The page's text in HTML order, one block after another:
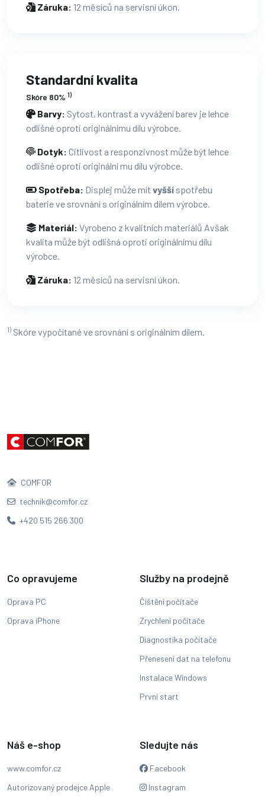
Záruka: 12 měsíců na servisní úkon.
Standardní kvalita
Skóre 80% 1)
Barvy: Sytost, kontrast a vyvážení barev je lehce
odlišné oproti originálnímu dílu výrobce.
Dotyk: Citlivost a responzivnost může být lehce
odlišné oproti originální mu dílu výrobce.
Spotřeba: Displej může mít vyšší spotřebu
baterie ve srovnání s originálním dílem výrobce.
Materiál: Vyrobeno z kvalitních materiálů Avšak
kvalita může být odlišná oproti originálnímu dílu
výrobce.
Záruka: 12 měsíců na servisní úkon.
1) Skóre vypočítané ve srovnání s originálním dílem.
COMFOR
technik@comfor.cz
+420 515 266 300
Co opravujeme
Oprava PC
Oprava iPhone
Služby na prodejně
Čištění počítače
Zrychlení počítače
Diagnostika počítače
Přenesení dat na telefonu
Instalace Windows
První start
Náš e-shop
www.comfor.cz
Autorizovaný prodejce Apple
Sledujte nás
Facebook
Instagram